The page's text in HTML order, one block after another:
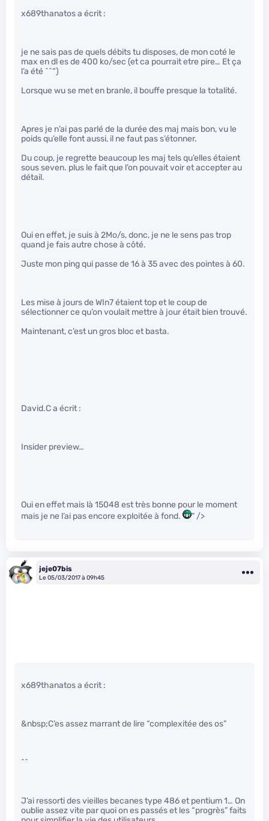
x689thanatos a écrit :
je ne sais pas de quels débits tu disposes, de mon coté le
max en dl es de 400 ko/sec (et ca pourrait etre pire… Et ça
l’a été ^^“)
Lorsque wu se met en branle, il bouffe presque la totalité.
Apres je n’ai pas parlé de la durée des maj mais bon, vu le
poids qu’elle font aussi, il ne faut pas s’étonner.
Du coup, je regrette beaucoup les maj tels qu’elles étaient
sous seven. plus le fait que l’on pouvait voir et accepter au
détail.
Oui en effet, je suis à 2Mo/s, donc, je ne le sens pas trop
quand je fais autre chose à côté.
Juste mon ping qui passe de 16 à 35 avec des pointes à 60.
Les mise à jours de WIn7 étaient top et le coup de
sélectionner ce qu’on voulait mettre à jour était bien trouvé.
Maintenant, c’est un gros bloc et basta.
David.C a écrit :
Insider preview…
Oui en effet mais là 15048 est très bonne pour le moment
mais je ne l’ai pas encore exploitée à fond.
" />
jeje07bis
Le 05/03/2017 à 09h45
x689thanatos a écrit :
&nbsp;C’es assez marrant de lire “complexitée des os”
^^
J’ai ressorti des vieilles becanes type 486 et pentium 1… On
oublie assez vite par quoi on es passés et les “progrès” faits